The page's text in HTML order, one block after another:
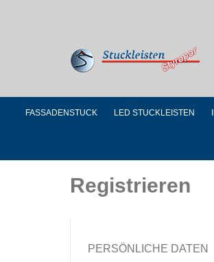
FASSADENSTUCK LED STUCKLEISTEN
Registrieren
PERSÖNLICHE DATEN